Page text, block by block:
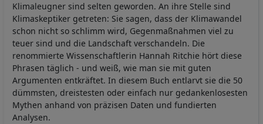
Klimaleugner sind selten geworden. An ihre Stelle sind
Klimaskeptiker getreten: Sie sagen, dass der Klimawandel
schon nicht so schlimm wird, Gegenmaßnahmen viel zu
teuer sind und die Landschaft verschandeln. Die
renommierte Wissenschaftlerin Hannah Ritchie hört diese
Phrasen täglich - und weiß, wie man sie mit guten
Argumenten entkräftet. In diesem Buch entlarvt sie die 50
dümmsten, dreistesten oder einfach nur gedankenlosesten
Mythen anhand von präzisen Daten und fundierten
Analysen.